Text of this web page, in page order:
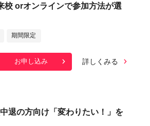
校 orオンラインで参加方法が選
期間限定
お申し込み 詳しくみる
退の方向け「変わりたい！」を